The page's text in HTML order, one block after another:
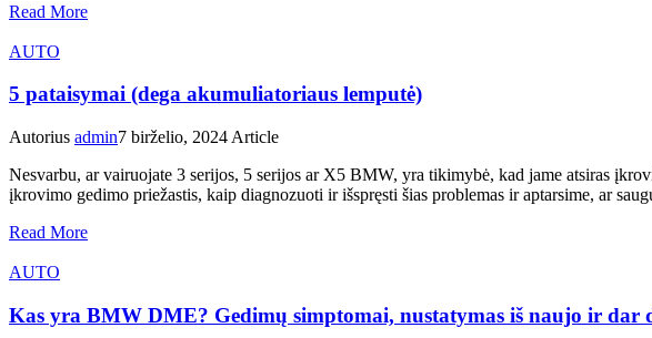
Read More
AUTO
5 pataisymai (dega akumuliatoriaus lemputė)
Autorius admin7 birželio, 2024 Article
Nesvarbu, ar vairuojate 3 serijos, 5 serijos ar X5 BMW, yra tikimybė, kad jame atsiras
įkrovimo gedimo priežastis, kaip diagnozuoti ir išspręsti šias problemas ir aptarsime, ar
Read More
AUTO
Kas yra BMW DME? Gedimų simptomai, nustatymas iš naujo ir dar